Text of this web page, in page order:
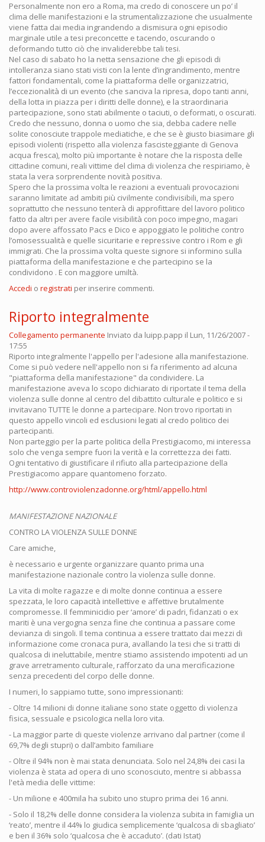
Personalmente non ero a Roma, ma credo di conoscere un po’ il
clima delle manifestazioni e la strumentalizzazione che usualmente
viene fatta dai media ingrandendo a dismisura ogni episodio
marginale utile a tesi preconcette e tacendo, oscurando o
deformando tutto ciò che invaliderebbe tali tesi.
Nel caso di sabato ho la netta sensazione che gli episodi di
intolleranza siano stati visti con la lente d’ingrandimento, mentre
fattori fondamentali, come la piattaforma delle organizzatrici,
l’eccezionalità di un evento (che sanciva la ripresa, dopo tanti anni,
della lotta in piazza per i diritti delle donne), e la straordinaria
partecipazione, sono stati abilmente o taciuti, o deformati, o oscurati.
Credo che nessuno, donna o uomo che sia, debba cadere nelle
solite conosciute trappole mediatiche, e che se è giusto biasimare gli
episodi violenti (rispetto alla violenza fascisteggiante di Genova
acqua fresca), molto più importante è notare che la risposta delle
cittadine comuni, reali vittime del clima di violenza che respiriamo, è
stata la vera sorprendente novità positiva.
Spero che la prossima volta le reazioni a eventuali provocazioni
saranno limitate ad ambiti più civilmente condivisibili, ma spero
soprattutto che nessuno tenterà di approfittare del lavoro politico
fatto da altri per avere facile visibilità con poco impegno, magari
dopo avere affossato Pacs e Dico e appoggiato le politiche contro
l’omosessualità e quelle sicuritarie e repressive contro i Rom e gli
immigrati. Che la prossima volta queste signore si informino sulla
piattaforma della manifestazione e che partecipino se la
condividono . E con maggiore umiltà.
Accedi o registrati per inserire commenti.
Riporto integralmente
Collegamento permanente Inviato da luipp.papp il Lun, 11/26/2007 -
17:55
Riporto integralmente l'appello per l'adesione alla manifestazione.
Come si può vedere nell'appello non si fa riferimento ad alcuna
"piattaforma della manifestazione" da condividere. La
manifestazione aveva lo scopo dichiarato di riportate il tema della
violenza sulle donne al centro del dibattito culturale e politico e si
invitavano TUTTE le donne a partecipare. Non trovo riportati in
questo appello vincoli ed esclusioni legati al credo politico dei
partecipanti.
Non parteggio per la parte politica della Prestigiacomo, mi interessa
solo che venga sempre fuori la verità e la correttezza dei fatti.
Ogni tentativo di giustificare il rifiuto alla partecipazione della
Prestigiacomo appare quantomeno forzato.
http://www.controviolenzadonne.org/html/appello.html
MANIFESTAZIONE NAZIONALE
CONTRO LA VIOLENZA SULLE DONNE
Care amiche,
è necessario e urgente organizzare quanto prima una
manifestazione nazionale contro la violenza sulle donne.
La vita di molte ragazze e di molte donne continua a essere
spezzata, le loro capacità intellettive e affettive brutalmente
compromesse. Il femminicidio per ‘amore’ di padri, fidanzati o ex
mariti è una vergogna senza fine che continua a passare come
devianza di singoli. Il tema continua a essere trattato dai mezzi di
informazione come cronaca pura, avallando la tesi che si tratti di
qualcosa di ineluttabile, mentre stiamo assistendo impotenti ad un
grave arretramento culturale, rafforzato da una mercificazione
senza precedenti del corpo delle donne.
I numeri, lo sappiamo tutte, sono impressionanti:
- Oltre 14 milioni di donne italiane sono state oggetto di violenza
fisica, sessuale e psicologica nella loro vita.
- La maggior parte di queste violenze arrivano dal partner (come il
69,7% degli stupri) o dall’ambito familiare
- Oltre il 94% non è mai stata denunciata. Solo nel 24,8% dei casi la
violenza è stata ad opera di uno sconosciuto, mentre si abbassa
l'età media delle vittime:
- Un milione e 400mila ha subito uno stupro prima dei 16 anni.
- Solo il 18,2% delle donne considera la violenza subita in famiglia un
‘reato’, mentre il 44% lo giudica semplicemente ‘qualcosa di sbagliato’
e ben il 36% solo ‘qualcosa che è accaduto’. (dati Istat)